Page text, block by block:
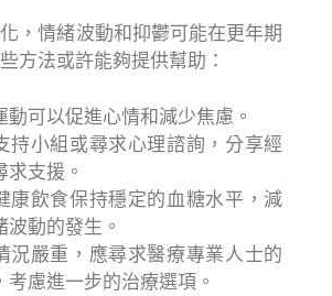
，情緒波動和抑鬱可能在更年期
方法或許能夠提供幫助：
動可以促進心情和減少焦慮。
持小組或尋求心理諮詢，分享經
求支援。
康飲食保持穩定的血糖水平，減
波動的發生。
況嚴重，應尋求醫療專業人士的
考慮進一步的治療選項。